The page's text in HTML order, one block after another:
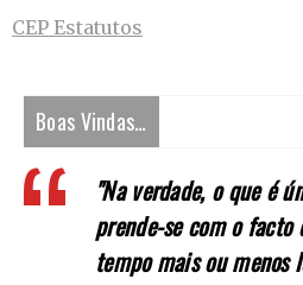
CEP_Estatutos
Boas Vindas…
"Na verdade, o que é
prende-se com o facto
tempo mais ou menos